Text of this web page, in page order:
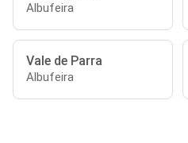
Albufeira
Vale de Parra
Albufeira